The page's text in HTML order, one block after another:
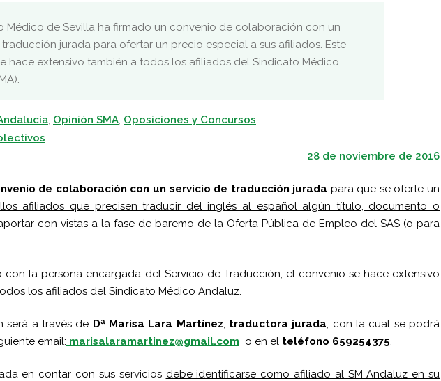
Médico de Sevilla ha firmado un convenio de colaboración con un
jurada para ofertar un precio especial a sus afiliados. Este
hace extensivo también a todos los afiliados del Sindicato Médico
, Opinión SMA, Oposiciones y Concursos
28 de noviembre de 2016
de colaboración con un servicio de traducción jurada para que se oferte un
afiliados que precisen traducir del inglés al español algún título, documento o
con vistas a la fase de baremo de la Oferta Pública de Empleo del SAS (o para
con la persona encargada del Servicio de Traducción, el convenio se hace extensivo
los afiliados del Sindicato Médico Andaluz.
será a través de Dª Marisa Lara Martínez, traductora jurada, con la cual se podrá
email: marisalaramartinez@gmail.com o en el teléfono 659254375.
en contar con sus servicios debe identificarse como afiliado al SM Andaluz en su